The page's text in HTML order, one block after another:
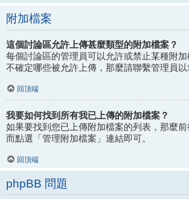
附加檔案
這個討論區允許上傳甚麼類型的附加檔案？
每個討論區的管理員可以允許或禁止某種附
不確定哪些被允許上傳，那麼請聯繫管理員以
回頂端
我要如何找到所有我已上傳的附加檔案？
如果要找到您已上傳附加檔案的列表，那麼
而點選「管理附加檔案」連結即可。
回頂端
phpBB 問題